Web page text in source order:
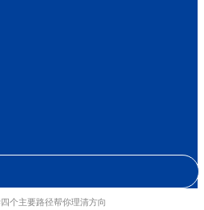
个主要路径帮你理清方向